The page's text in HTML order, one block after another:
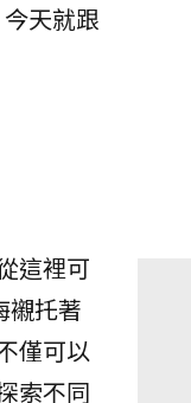
天就跟
這裡可
襯托著
僅可以
索不同